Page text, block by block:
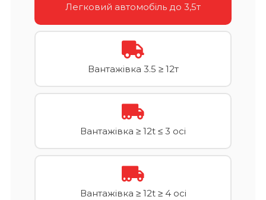
Легковий автомобіль до 3,5т
Вантажівка 3.5 ≥ 12т
Вантажівка ≥ 12t ≤ 3 осі
Вантажівка ≥ 12t ≥ 4 осі